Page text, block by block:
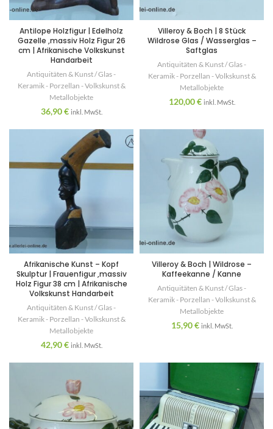
Antilope Holzfigur | Edelholz
Gazelle ,massiv Holz Figur 26
cm | Afrikanische Volkskunst
Handarbeit
Antiquitäten & Kunst / Glas -
Keramik - Porzellan - Volkskunst &
Metallobjekte
36,90€ inkl. MwSt.
Villeroy & Boch | 8 Stück
Wildrose Glas / Wasserglas –
Saftglas
Antiquitäten & Kunst / Glas -
Keramik - Porzellan - Volkskunst &
Metallobjekte
120,00€ inkl. MwSt.
Afrikanische Kunst – Kopf
Skulptur | Frauenfigur ,massiv
Holz Figur 38 cm | Afrikanische
Volkskunst Handarbeit
Antiquitäten & Kunst / Glas -
Keramik - Porzellan - Volkskunst &
Metallobjekte
42,90€ inkl. MwSt.
Villeroy & Boch | Wildrose –
Kaffeekanne / Kanne
Antiquitäten & Kunst / Glas -
Keramik - Porzellan - Volkskunst &
Metallobjekte
15,90€ inkl. MwSt.